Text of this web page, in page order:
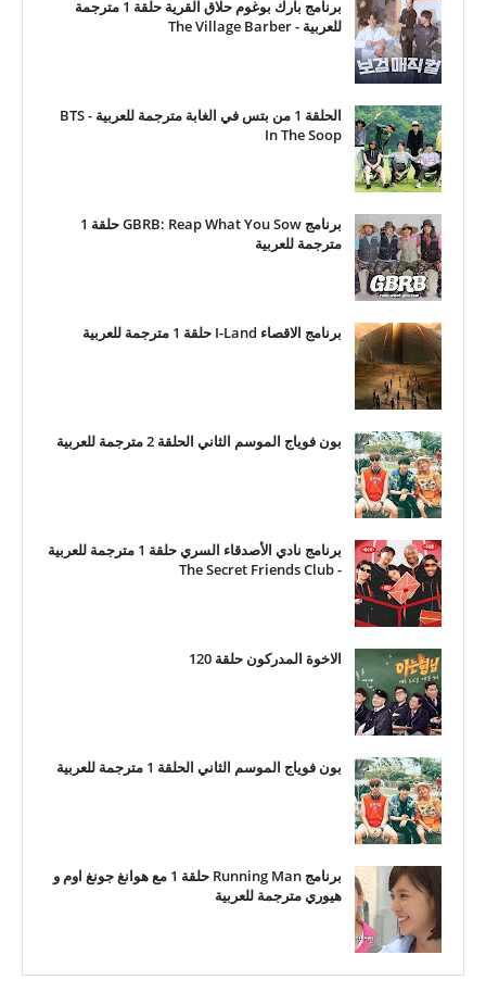
برنامج بارك بوغوم حلاق القرية حلقة 1 مترجمة
للعربية - The Village Barber
الحلقة 1 من بتس في الغابة مترجمة للعربية - BTS
In The Soop
برنامج GBRB: Reap What You Sow حلقة 1
مترجمة للعربية
برنامج الاقصاء I-Land حلقة 1 مترجمة للعربية
بون فوياج الموسم الثاني الحلقة 2 مترجمة للعربية
برنامج نادي الأصدقاء السري حلقة 1 مترجمة للعربية
- The Secret Friends Club
الاخوة المدركون حلقة 120
بون فوياج الموسم الثاني الحلقة 1 مترجمة للعربية
برنامج Running Man حلقة 1 مع هوانغ جونغ اوم و
هيوري مترجمة للعربية